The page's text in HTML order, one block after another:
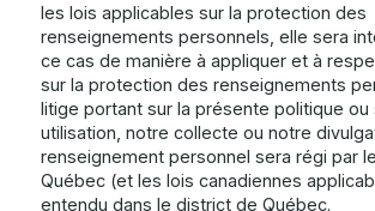
les lois applicables sur la protection des
renseignements personnels, elle sera
ce cas de manière à appliquer et à
sur la protection des renseignements
litige portant sur la présente politique ou
utilisation, notre collecte ou notre
renseignement personnel sera régi par
Québec (et les lois canadiennes
entendu dans le district de Québec.